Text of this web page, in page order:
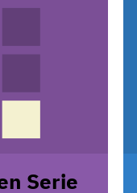
Serie